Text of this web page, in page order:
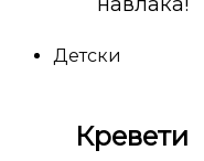
Детски
Кревети